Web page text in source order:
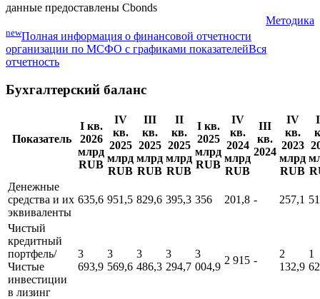
данные предоставлены Cbonds
Методика
newПолная информация о финансовой отчетности
организации по МСФО с графиками показателейВся
отчетность
Бухгалтерский баланс
Показатель
I кв.
2026
млрд
RUB
IV
кв.
2025
млрд
RUB
III
кв.
2025
млрд
RUB
II
кв.
2025
млрд
RUB
I кв.
2025
млрд
RUB
IV
кв.
2024
млрд
RUB
III
кв.
2024
IV
кв.
2023
млрд
RUB
Денежные
средства и их
эквиваленты
635,6 951,5 829,6 395,3 356 201,8 - 257,1
Чистый
кредитный
портфель/
Чистые
инвестиции
в лизинг
3
693,9
3
569,6
3
486,3
3
294,7
3
004,9
2 915 -
2
132,9
1